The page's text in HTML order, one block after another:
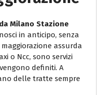
Milano Stazione
in anticipo, senza
assurda
o Ncc, sono servizi
definiti. A
delle tratte sempre